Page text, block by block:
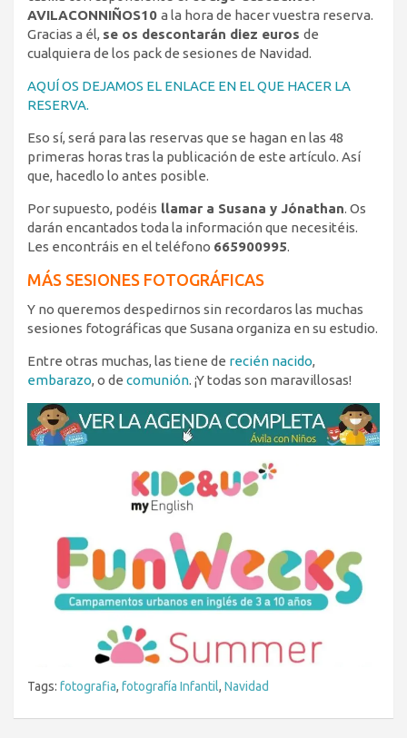
AVILACONNIÑOS10 a la hora de hacer vuestra reserva.
Gracias a él, se os descontarán diez euros de
cualquiera de los pack de sesiones de Navidad.
AQUÍ OS DEJAMOS EL ENLACE EN EL QUE HACER LA
RESERVA.
Eso sí, será para las reservas que se hagan en las 48
primeras horas tras la publicación de este artículo. Así
que, hacedlo lo antes posible.
Por supuesto, podéis llamar a Susana y Jónathan. Os
darán encantados toda la información que necesitéis.
Les encontráis en el teléfono 665900995.
MÁS SESIONES FOTOGRÁFICAS
Y no queremos despedirnos sin recordaros las muchas
sesiones fotográficas que Susana organiza en su estudio.
Entre otras muchas, las tiene de recién nacido,
embarazo, o de comunión. ¡Y todas son maravillosas!
Tags: fotografia, fotografía Infantil, Navidad